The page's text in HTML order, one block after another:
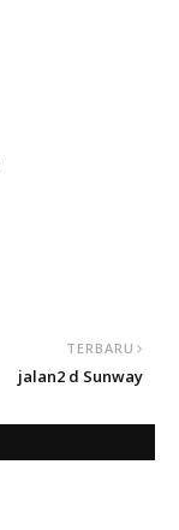
TERBARU
jalan2 d Sunway